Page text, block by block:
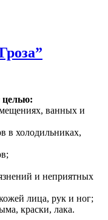
целью:
ванных и
в холодильниках,
и неприятных
лица, рук и ног;
краски, лака.